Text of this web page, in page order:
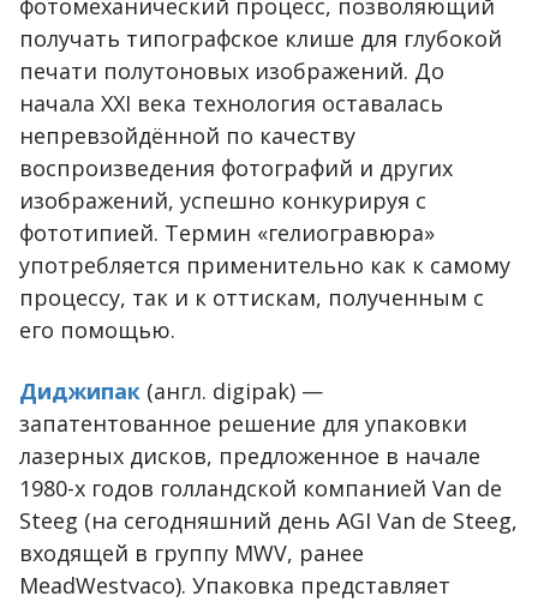
фотомеханический процесс, позволяющий
получать типографское клише для глубокой
печати полутоновых изображений. До
начала XXI века технология оставалась
непревзойдённой по качеству
воспроизведения фотографий и других
изображений, успешно конкурируя с
фототипией. Термин «гелиогравюра»
употребляется применительно как к самому
процессу, так и к оттискам, полученным с
его помощью.
Диджипак (англ. digipak) —
запатентованное решение для упаковки
лазерных дисков, предложенное в начале
1980-х годов голландской компанией Van de
Steeg (на сегодняшний день AGI Van de Steeg,
входящей в группу MWV, ранее
MeadWestvaco). Упаковка представляет